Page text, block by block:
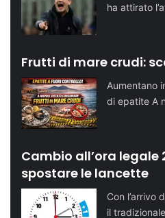
ha attirato
Frutti di mare crudi:
Aumentano
di epatite A
Cambio all’ora legale
spostare le lancette
Con l’arrivo
il